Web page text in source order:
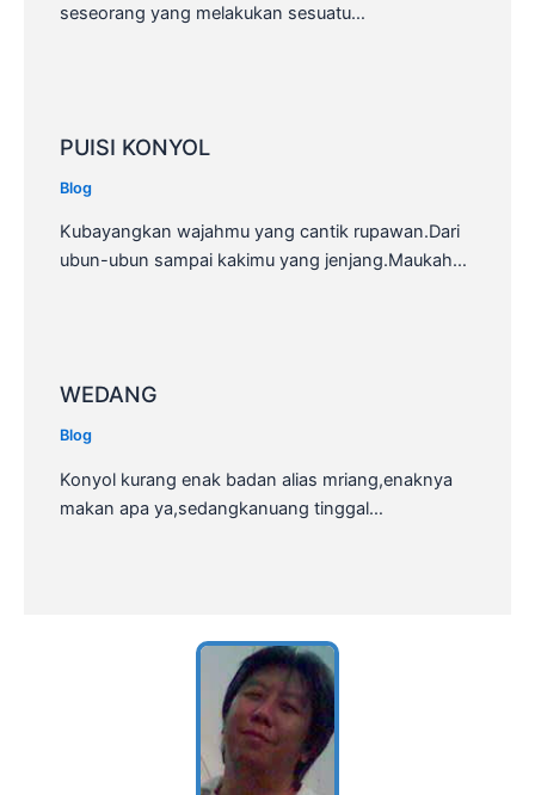
seseorang yang melakukan sesuatu…
PUISI KONYOL
Blog
Kubayangkan wajahmu yang cantik rupawan.Dari
ubun-ubun sampai kakimu yang jenjang.Maukah…
WEDANG
Blog
Konyol kurang enak badan alias mriang,enaknya
makan apa ya,sedangkanuang tinggal…